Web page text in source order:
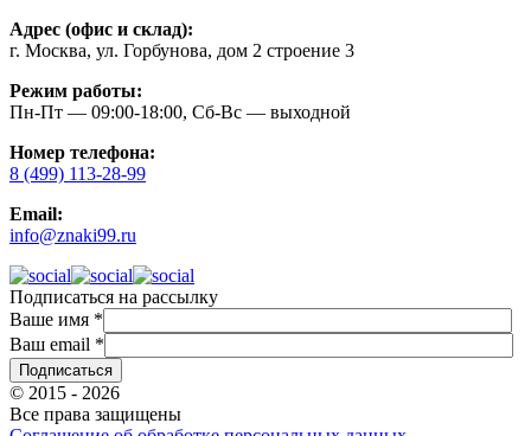
Адрес (офис и склад):
г. Москва, ул. Горбунова, дом 2 строение 3
Режим работы:
Пн-Пт — 09:00-18:00, Сб-Вс — выходной
Номер телефона:
8 (499) 113-28-99
Email:
info@znaki99.ru
Подписаться на рассылку
Ваше имя *
Ваш email *
© 2015 - 2026
Все права защищены